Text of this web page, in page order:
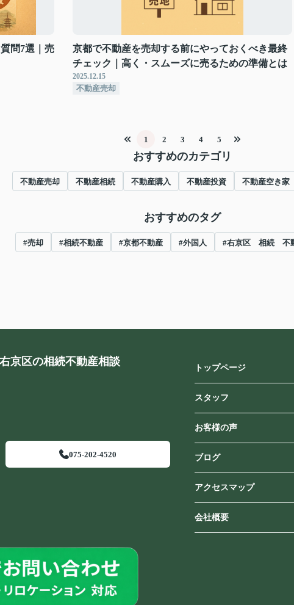
問7選｜売
京都で不動産を売却する前にやっておくべき最終
チェック｜高く・スムーズに売るための準備とは
2025.12.15
不動産売却
1 2 3 4 5
おすすめのカテゴリ
不動産売却 不動産相続 不動産購入 不動産投資 不動産空き家
おすすめのタグ
#売却 #相続不動産 #京都不動産 #外国人 #右京区 相続 不
京区の相続不動産相談
075-202-4520
トップページ
スタッフ
お客様の声
ブログ
アクセスマップ
会社概要